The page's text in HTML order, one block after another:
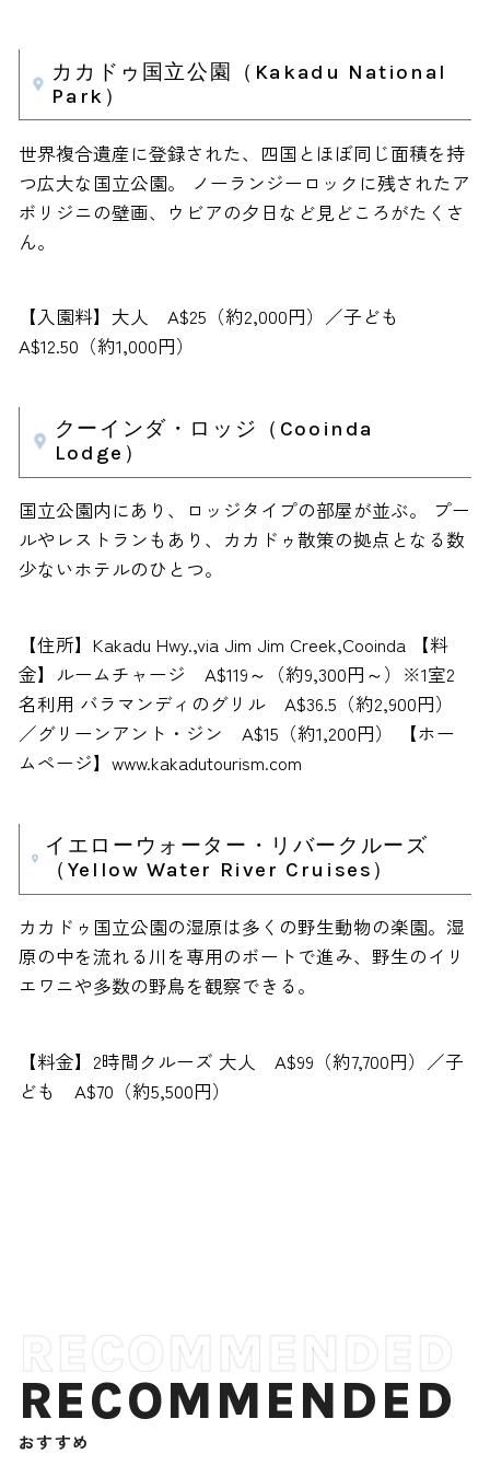
カカドゥ国立公園（Kakadu National
Park）
世界複合遺産に登録された、四国とほぼ同じ面積を持
つ広大な国立公園。 ノーランジーロックに残されたア
ボリジニの壁画、ウビアの夕日など見どころがたくさ
ん。
【入園料】大人 A$25（約2,000円）／子ども
A$12.50（約1,000円）
クーインダ・ロッジ（Cooinda
Lodge）
国立公園内にあり、ロッジタイプの部屋が並ぶ。 プー
ルやレストランもあり、カカドゥ散策の拠点となる数
少ないホテルのひとつ。
【住所】Kakadu Hwy.,via Jim Jim Creek,Cooinda 【料
金】ルームチャージ A$119～（約9,300円～）※1室2
名利用 バラマンディのグリル A$36.5（約2,900円）
／グリーンアント・ジン A$15（約1,200円） 【ホー
ムページ】www.kakadutourism.com
イエローウォーター・リバークルーズ
（Yellow Water River Cruises）
カカドゥ国立公園の湿原は多くの野生動物の楽園。湿
原の中を流れる川を専用のボートで進み、野生のイリ
エワニや多数の野鳥を観察できる。
【料金】2時間クルーズ 大人 A$99（約7,700円）／子
ども A$70（約5,500円）
RECOMMENDED
おすすめ